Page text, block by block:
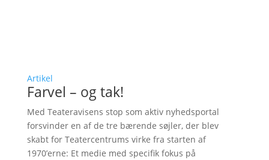
Artikel
Farvel – og tak!
Med Teateravisens stop som aktiv nyhedsportal
forsvinder en af de tre bærende søjler, der blev
skabt for Teatercentrums virke fra starten af
1970’erne: Et medie med specifik fokus på